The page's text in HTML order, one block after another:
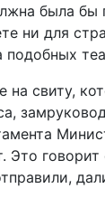
была бы
ни для
на свиту,
Это